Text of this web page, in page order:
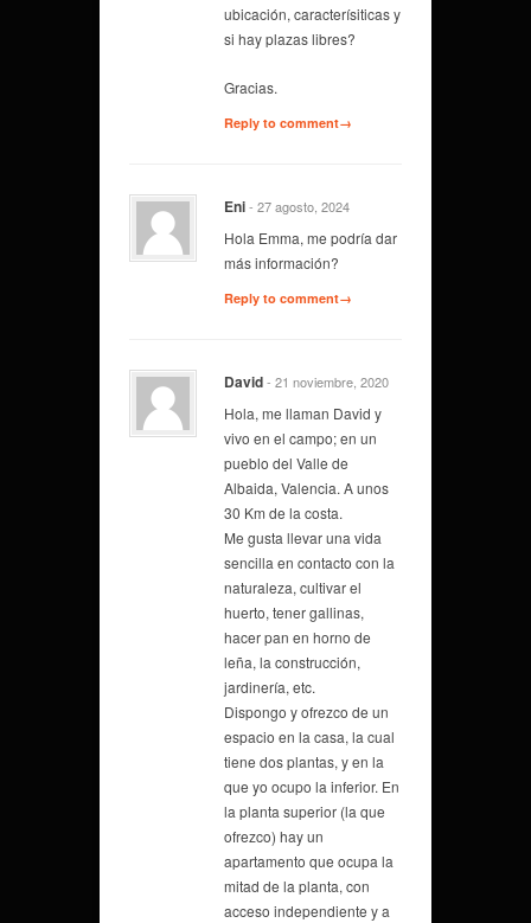
ubicación, caracterísiticas y
si hay plazas libres?
Gracias.
Reply to comment→
Eni- 27 agosto, 2024
Hola Emma, me podría dar
más información?
Reply to comment→
David- 21 noviembre, 2020
Hola, me llaman David y
vivo en el campo; en un
pueblo del Valle de
Albaida, Valencia. A unos
30 Km de la costa.
Me gusta llevar una vida
sencilla en contacto con la
naturaleza, cultivar el
huerto, tener gallinas,
hacer pan en horno de
leña, la construcción,
jardinería, etc.
Dispongo y ofrezco de un
espacio en la casa, la cual
tiene dos plantas, y en la
que yo ocupo la inferior. En
la planta superior (la que
ofrezco) hay un
apartamento que ocupa la
mitad de la planta, con
acceso independiente y a